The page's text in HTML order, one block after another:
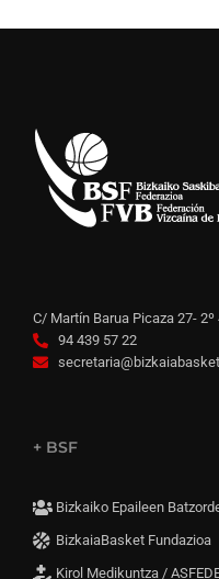
C/ Martín Barua Picaza 27-
94 439 57 22
+ BSF
Bizkaiko Epaileen
BizkaiaBasket Fundazioa
Kirol Medikuntza /